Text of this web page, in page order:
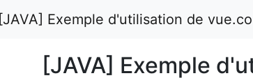
[JAVA] Exemple d'utilisation de
[JAVA] Exemple